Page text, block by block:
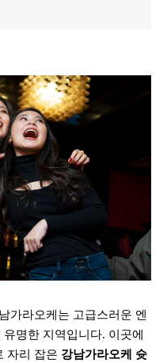
가라오케는 고급스러운 엔
명한 지역입니다. 이곳에
자리 잡은 강남가라오케 슛